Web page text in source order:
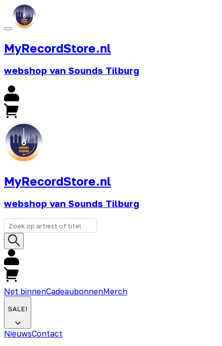
MyRecordStore.nl
webshop van Sounds Tilburg
MyRecordStore.nl
webshop van Sounds Tilburg
Net binnenCadeaubonnenMerch
SALE!
NieuwsContact